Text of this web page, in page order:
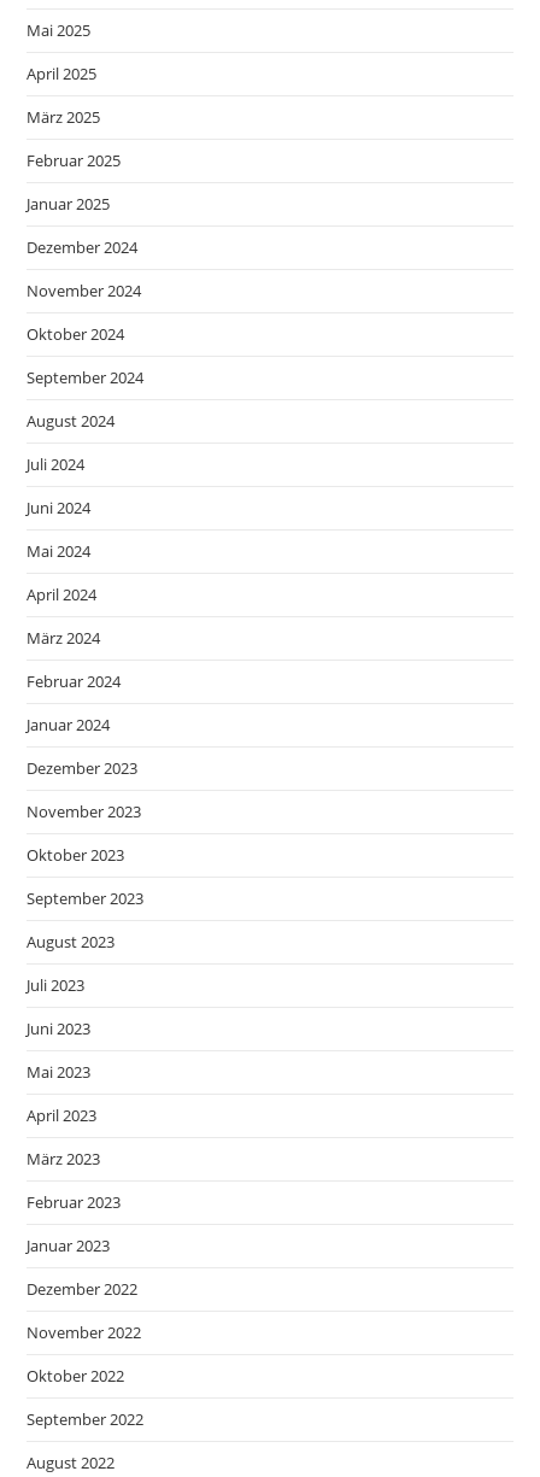
Mai 2025
April 2025
März 2025
Februar 2025
Januar 2025
Dezember 2024
November 2024
Oktober 2024
September 2024
August 2024
Juli 2024
Juni 2024
Mai 2024
April 2024
März 2024
Februar 2024
Januar 2024
Dezember 2023
November 2023
Oktober 2023
September 2023
August 2023
Juli 2023
Juni 2023
Mai 2023
April 2023
März 2023
Februar 2023
Januar 2023
Dezember 2022
November 2022
Oktober 2022
September 2022
August 2022